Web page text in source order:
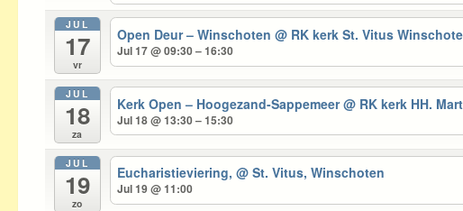
JUL
17
vr
Open Deur – Winschoten@ RK kerk St. Vitus
Jul 17 @ 09:30 – 16:30
JUL
18
za
Kerk Open – Hoogezand-Sappemeer@ RK kerk HH.
Jul 18 @ 13:30 – 15:30
JUL
19
zo
Eucharistieviering,@ St. Vitus, Winschoten
Jul 19 @ 11:00